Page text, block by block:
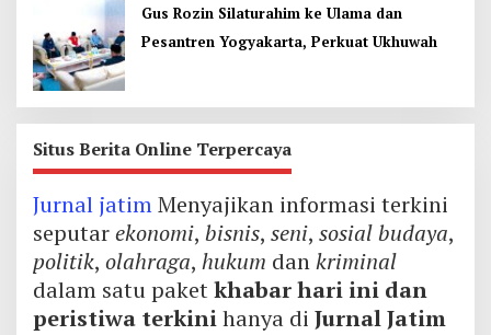
Gus Rozin Silaturahim ke Ulama dan
Pesantren Yogyakarta, Perkuat Ukhuwah
Situs Berita Online Terpercaya
Jurnal jatimMenyajikan informasi terkini
seputarekonomi, bisnis, seni, sosial budaya,
politik, olahraga, hukum dankriminal
dalam satu paketkhabar hari ini dan
peristiwa terkinihanya di Jurnal Jatim